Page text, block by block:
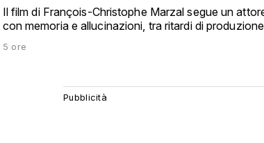
Il film di François-Christophe Marzal segue un
con memoria e allucinazioni, tra ritardi di
5 ore